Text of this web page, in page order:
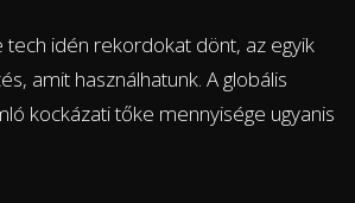
tech idén rekordokat dönt, az egyik
amit használhatunk. A globális
kockázati tőke mennyisége ugyanis